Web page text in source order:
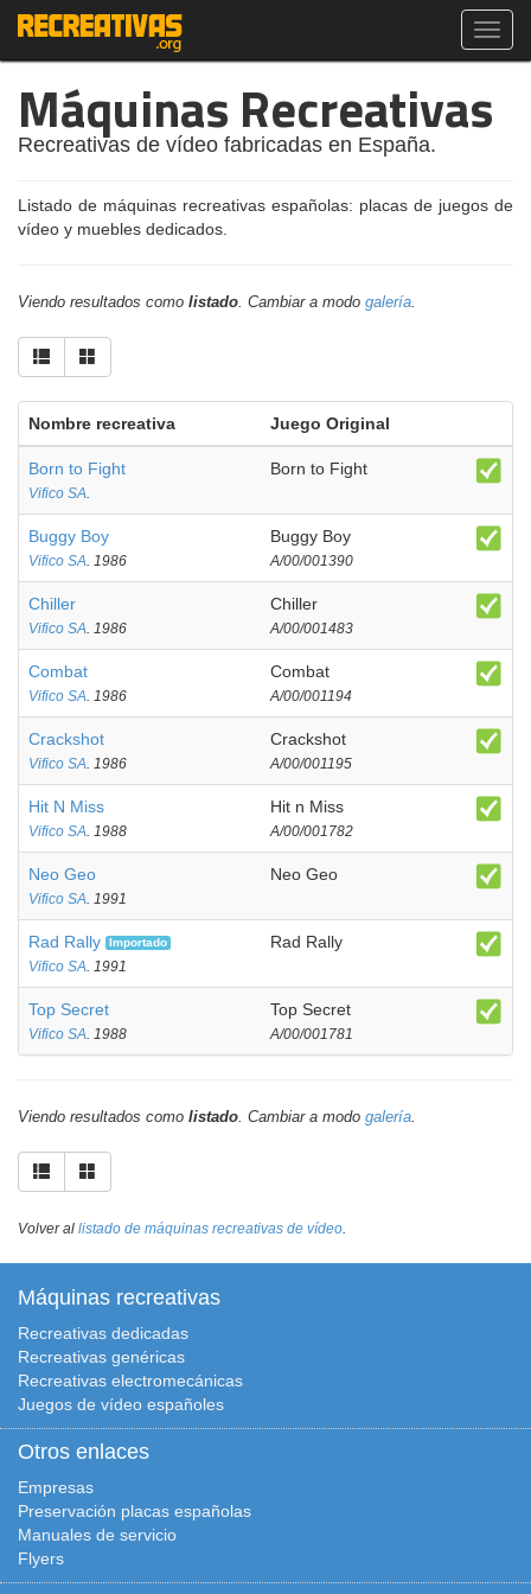
Máquinas Recreativas
Recreativas de vídeo fabricadas en España.
Listado de máquinas recreativas españolas: placas de juegos de
vídeo y muebles dedicados.
Viendo resultados como listado. Cambiar a modo galería.
Nombre recreativa Juego Original
Born to Fight
Vifico SA.
Born to Fight
Buggy Boy
Vifico SA. 1986
Buggy Boy
A/00/001390
Chiller
Vifico SA. 1986
Chiller
A/00/001483
Combat
Vifico SA. 1986
Combat
A/00/001194
Crackshot
Vifico SA. 1986
Crackshot
A/00/001195
Hit N Miss
Vifico SA. 1988
Hit n Miss
A/00/001782
Neo Geo
Vifico SA. 1991
Neo Geo
Rad Rally Importado
Vifico SA. 1991
Rad Rally
Top Secret
Vifico SA. 1988
Top Secret
A/00/001781
Viendo resultados como listado. Cambiar a modo galería.
Volver al listado de máquinas recreativas de vídeo.
Máquinas recreativas
Recreativas dedicadas
Recreativas genéricas
Recreativas electromecánicas
Juegos de vídeo españoles
Otros enlaces
Empresas
Preservación placas españolas
Manuales de servicio
Flyers